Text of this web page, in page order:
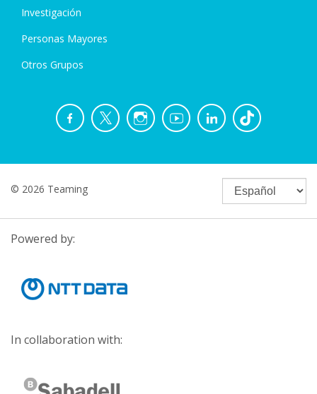
Investigación
Personas Mayores
Otros Grupos
© 2026 Teaming
Powered by:
In collaboration with: